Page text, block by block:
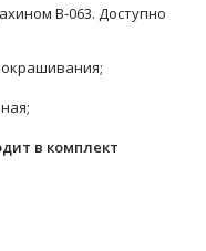
B-063. Доступно
в комплект